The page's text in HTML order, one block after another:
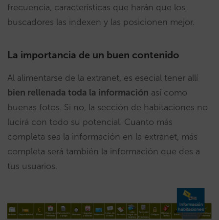
frecuencia, características que harán que los
buscadores las indexen y las posicionen mejor.
La importancia de un buen contenido
Al alimentarse de la extranet, es esecial tener allí
bien rellenada toda la información así como
buenas fotos. Si no, la sección de habitaciones no
lucirá con todo su potencial. Cuanto más
completa sea la información en la extranet, más
completa será también la información que des a
tus usuarios.